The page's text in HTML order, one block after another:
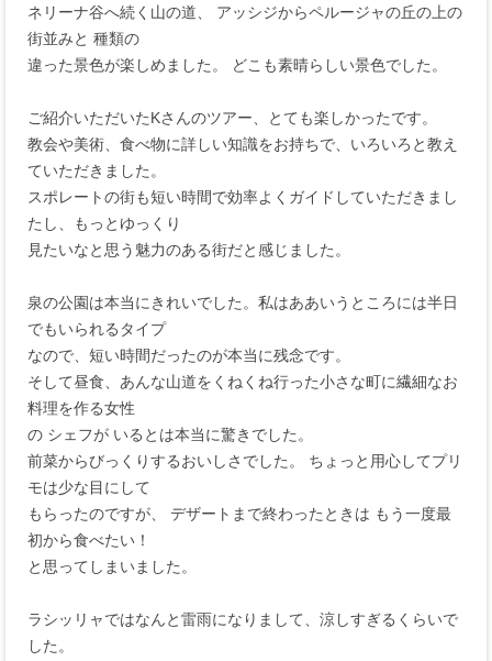
ネリーナ谷へ続く山の道、 アッシジからペルージャの丘の上の
街並みと 種類の
違った景色が楽しめました。 どこも素晴らしい景色でした。
ご紹介いただいたKさんのツアー、とても楽しかったです。
教会や美術、食べ物に詳しい知識をお持ちで、いろいろと教え
ていただきました。
スポレートの街も短い時間で効率よくガイドしていただきまし
たし、もっとゆっくり
見たいなと思う魅力のある街だと感じました。
泉の公園は本当にきれいでした。私はああいうところには半日
でもいられるタイプ
なので、短い時間だったのが本当に残念です。
そして昼食、あんな山道をくねくね行った小さな町に繊細なお
料理を作る女性
の シェフが いるとは本当に驚きでした。
前菜からびっくりするおいしさでした。 ちょっと用心してプリ
モは少な目にして
もらったのですが、 デザートまで終わったときは もう一度最
初から食べたい！
と思ってしまいました。
ラシッリャではなんと雷雨になりまして、涼しすぎるくらいで
した。